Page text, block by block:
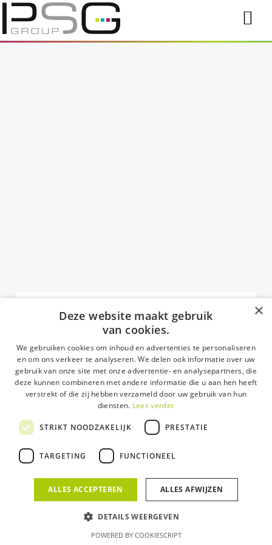
PARTNER team-members
Kurt Dekeyzer
SENIOR CONSULTANT / PARTNER Deze sector brengt veel
uitdagingen met zich mee.…
HOME
DESIGNED BYPSG CREATIVE
×
Deze website maakt gebruik
van cookies.
We gebruiken cookies om inhoud en advertenties te personaliseren
en om ons verkeer te analyseren. We delen ook informatie over uw
gebruik van onze site met onze advertentie- en analysepartners, die
deze kunnen combineren met andere informatie die u aan hen heeft
verstrekt of die zij hebben verzameld door uw gebruik van hun
diensten. Lees verder
STRIKT NOODZAKELIJK PRESTATIE
TARGETING FUNCTIONEEL
ALLES ACCEPTEREN ALLES AFWIJZEN
DETAILS WEERGEVEN
POWERED BY COOKIESCRIPT